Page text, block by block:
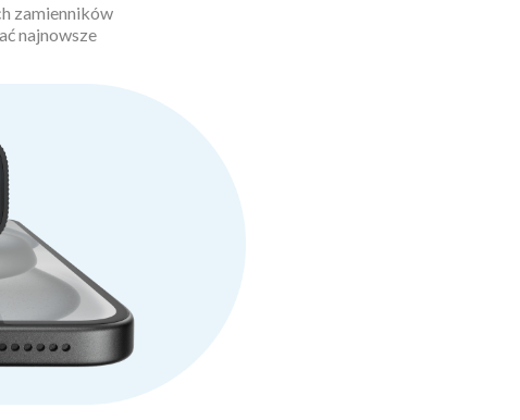
zamienników
najnowsze